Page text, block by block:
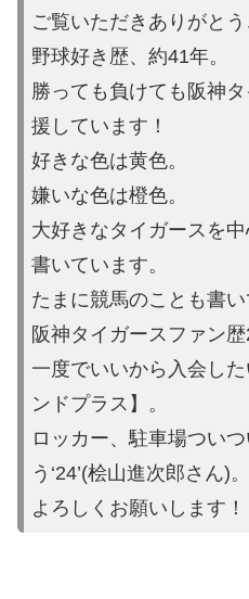
ご覧いただきありがとう
野球好き歴、約41年。
勝っても負けても阪神
援しています！
好きな色は黄色。
嫌いな色は橙色。
大好きなタイガースを
書いています。
たまに競馬のことも書い
阪神タイガースファン歴
一度でいいから入会し
ンドプラス】。
ロッカー、駐車場つい
う‘24’(桧山進次郎さん)。
よろしくお願いします！